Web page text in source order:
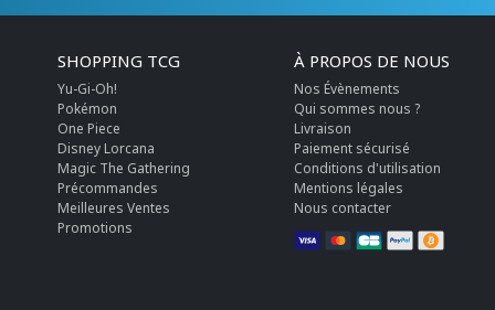
SHOPPING TCG
Yu-Gi-Oh!
Pokémon
One Piece
Disney Lorcana
Magic The Gathering
Précommandes
Meilleures Ventes
Promotions
À PROPOS DE NOUS
Nos Évènements
Qui sommes nous ?
Livraison
Paiement sécurisé
Conditions d'utilisation
Mentions légales
Nous contacter